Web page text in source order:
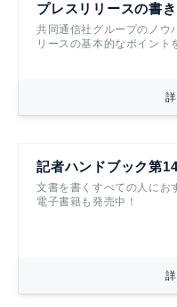
プレスリリースの書
共同通信社グループのノウ
リースの基本的なポイント
記者ハンドブック第
文書を書くすべての人にお
電子書籍も発売中！